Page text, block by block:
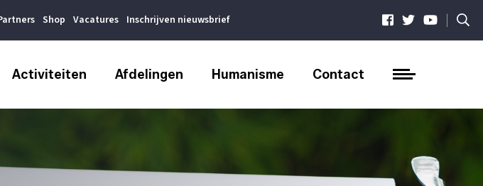
Shop Vacatures Inschrijven nieuwsbrief |
Activiteiten Afdelingen Humanisme Contact